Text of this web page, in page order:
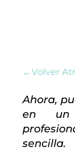
←Volver
Ahora,
en un
sencilla.